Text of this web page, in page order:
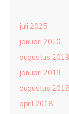
juli 2025
januari 2020
augustus 2019
januari 2019
augustus 2018
april 2018